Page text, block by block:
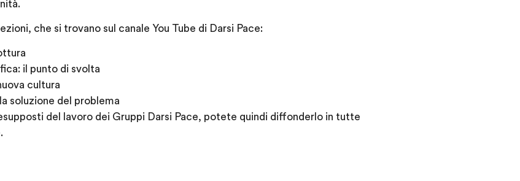
che si trovano sul canale You Tube di Darsi Pace:
il punto di svolta
cultura
soluzione del problema
del lavoro dei Gruppi Darsi Pace, potete quindi diffonderlo in tutte